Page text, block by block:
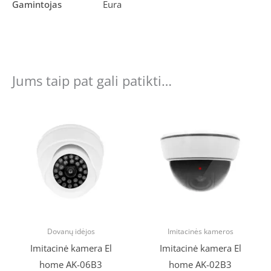
Gamintojas Eura
Jums taip pat gali patikti…
Dovanų idėjos
Imitacinė kamera El
home AK-06B3
was:is:
€7.90.
Imitacinės kameros
Imitacinė kamera El
home AK-02B3
€10.90.€8.10.